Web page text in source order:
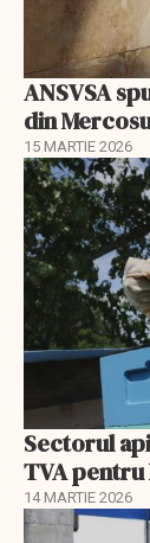
ANSVSA
din
15 MARTIE 2026
Sectorul
TVA
14 MARTIE 2026
EXCLUSIV